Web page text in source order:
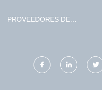
PROVEEDORES DE